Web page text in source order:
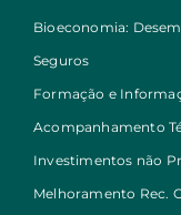
Bioeconomia:
Seguros
Formação e
Acompanhamento
Investimentos não
Melhoramento Rec.